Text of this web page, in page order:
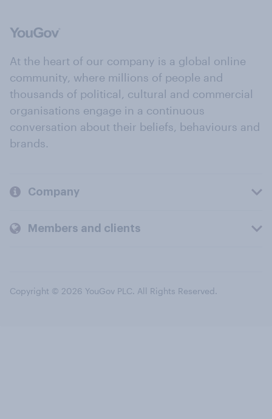
At the heart of our company is a global online
community, where millions of people and
thousands of political, cultural and commercial
organisations engage in a continuous
conversation about their beliefs, behaviours and
brands.
Company
Members and clients
Copyright © 2026 YouGov PLC. All Rights Reserved.